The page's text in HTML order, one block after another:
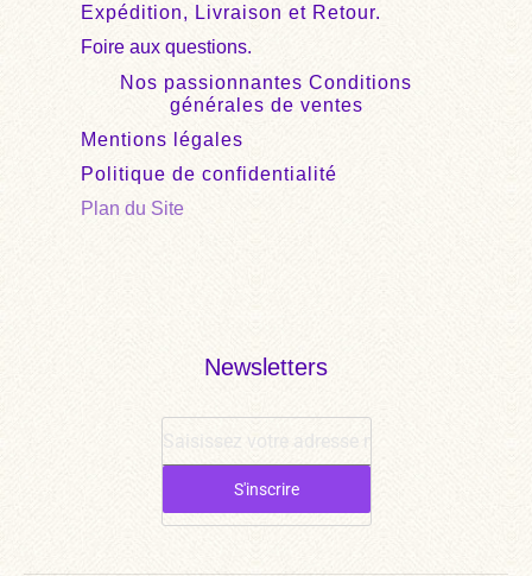
Expédition, Livraison et Retour.
Foire aux questions.
Nos passionnantes Conditions
générales de ventes
Mentions légales
Politique de confidentialité
Plan du Site
Newsletters
S'inscrire